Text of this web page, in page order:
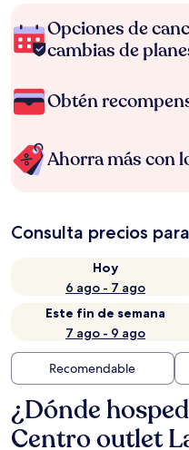
Opciones de
cambias de
Obtén
Ahorra más con
Consulta precios
Hoy
6 ago - 7 ago
Este fin de semana
7 ago - 9 ago
Recomendable
¿Dónde
Centro outlet